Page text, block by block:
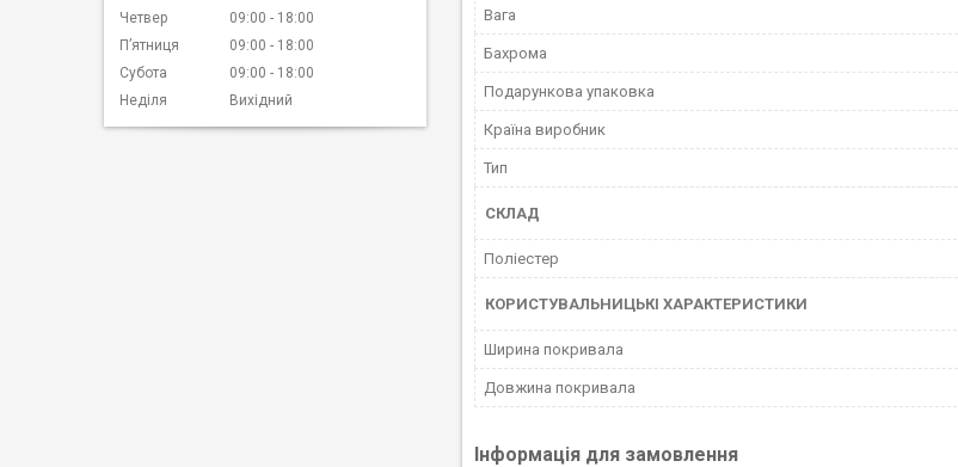
Вага
Бахрома
Подарункова упаковка
Країна виробник
Тип
СКЛАД
Поліестер
КОРИСТУВАЛЬНИЦЬКІ ХАРАКТЕРИСТИКИ
Ширина покривала
Довжина покривала
Інформація для замовлення
Четвер
09:00
18:00
Пʼятниця
09:00
18:00
Субота
09:00
18:00
Неділя
Вихідний